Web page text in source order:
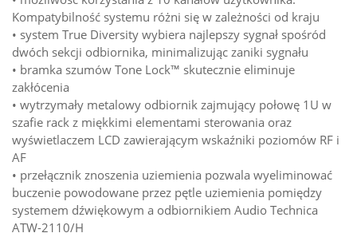
Kompatybilność systemu różni się w zależności od kraju
• system True Diversity wybiera najlepszy sygnał spośród
dwóch sekcji odbiornika, minimalizując zaniki sygnału
• bramka szumów Tone Lock™ skutecznie eliminuje
zakłócenia
• wytrzymały metalowy odbiornik zajmujący połowę 1U w
szafie rack z miękkimi elementami sterowania oraz
wyświetlaczem LCD zawierającym wskaźniki poziomów RF i
AF
• przełącznik znoszenia uziemienia pozwala wyeliminować
buczenie powodowane przez pętle uziemienia pomiędzy
systemem dźwiękowym a odbiornikiem Audio Technica
ATW-2110/H